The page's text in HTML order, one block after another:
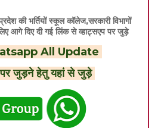
की भर्तियों स्कूल कॉलेज,सरकारी विभागों
आगे दिए दी गई लिंक से व्हाट्सएप पर जुड़े
All Update
पर जुड़ने हेतु यहां से जुड़े